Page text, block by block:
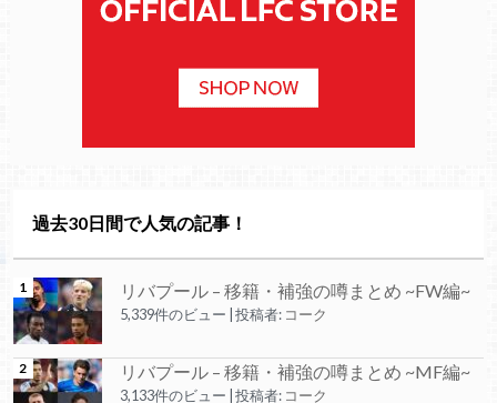
過去30日間で人気の記事！
リバプール – 移籍・補強の噂まとめ ~FW編~
5,339件のビュー 投稿者: コーク
リバプール – 移籍・補強の噂まとめ ~MF編~
3,133件のビュー 投稿者: コーク